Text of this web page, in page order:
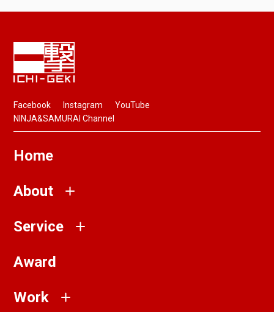
Facebook Instagram
YouTube
NINJA&SAMURAI Channel
Home
About
Service
Award
Work